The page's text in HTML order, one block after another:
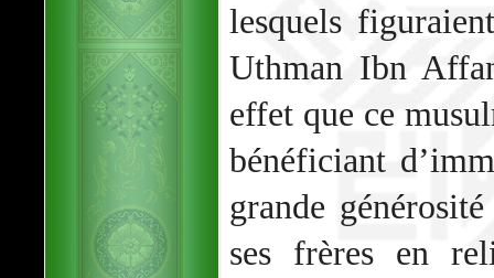
lesquels
Uthman Ibn
effet que ce
bénéficiant
grande
ses frères en